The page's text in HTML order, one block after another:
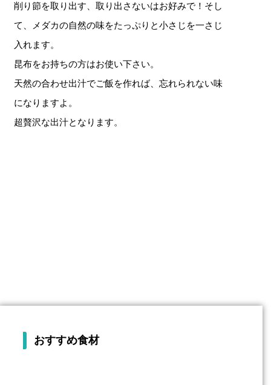
削り節を取り出す、取り出さないはお好みで！そし
て、メダカの自然の味をたっぷりと小さじを一さじ
入れます。
昆布をお持ちの方はお使い下さい。
天然の合わせ出汁でご飯を作れば、忘れられない味
になりますよ。
超贅沢な出汁となります。
おすすめ食材